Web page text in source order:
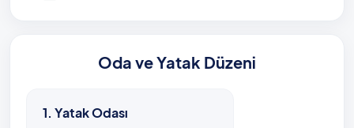
Cıvıl cıvıl bir bahçe bölümü bulunan villada, korunaklı
bölümü, misafirlerine konforlu ve rahat bir tatil
Oda ve Yatak Düzeni
1. Yatak Odası